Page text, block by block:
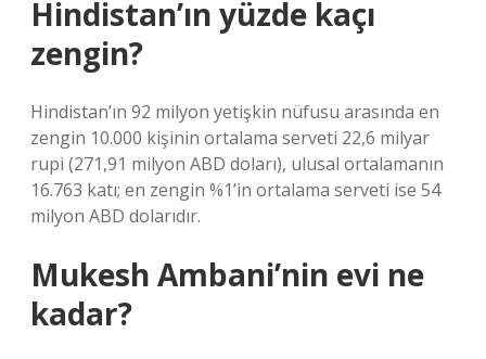
Hindistan’ın yüzde kaçı
zengin?
Hindistan’ın 92 milyon yetişkin nüfusu arasında en
zengin 10.000 kişinin ortalama serveti 22,6 milyar
rupi (271,91 milyon ABD doları), ulusal ortalamanın
16.763 katı; en zengin %1’in ortalama serveti ise 54
milyon ABD dolarıdır.
Mukesh Ambani’nin evi ne
kadar?